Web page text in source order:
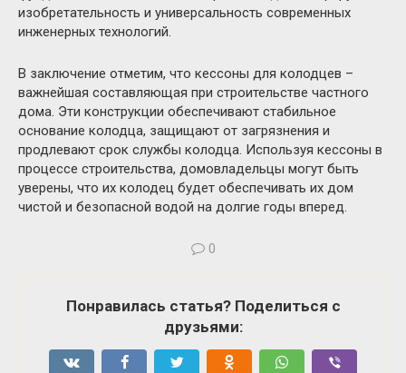
изобретательность и универсальность современных
инженерных технологий.
В заключение отметим, что кессоны для колодцев –
важнейшая составляющая при строительстве частного
дома. Эти конструкции обеспечивают стабильное
основание колодца, защищают от загрязнения и
продлевают срок службы колодца. Используя кессоны в
процессе строительства, домовладельцы могут быть
уверены, что их колодец будет обеспечивать их дом
чистой и безопасной водой на долгие годы вперед.
0
Понравилась статья? Поделиться с
друзьями: